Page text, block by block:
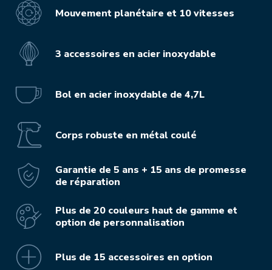
Mouvement planétaire et 10 vitesses
3 accessoires en acier inoxydable
Bol en acier inoxydable de 4,7L
Corps robuste en métal coulé
Garantie de 5 ans + 15 ans de promesse
de réparation
Plus de 20 couleurs haut de gamme et
option de personnalisation
Plus de 15 accessoires en option